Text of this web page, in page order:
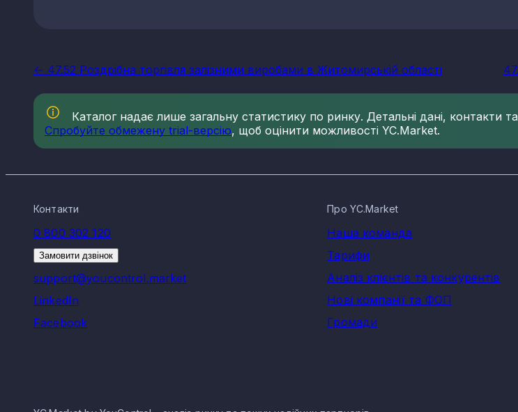
<- 47.52 Роздрібна торгівля залізними виробами в Житомирській області
Каталог надає лише загальну статистику по ринку. Детальні дані, контакти
Спробуйте обмежену trial-версію, щоб оцінити можливості YC.Market.
Контакти
0 800 302 120
Замовити дзвінок
support@youcontrol.market
LinkedIn
Facebook
Про YC.Market
Наша команда
Тарифи
Аналіз клієнтів та конкурентів
Нові компанії та ФОП
Громади